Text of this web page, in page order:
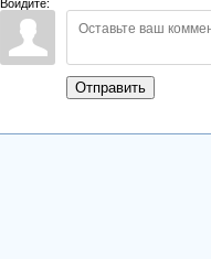
Войдите:
Отправить